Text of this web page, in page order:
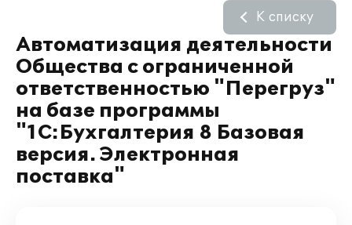
Автоматизация деятельности
Общества с ограниченной
ответственностью "Перегруз"
на базе программы
"1С:Бухгалтерия 8 Базовая
версия. Электронная
поставка"
К списку